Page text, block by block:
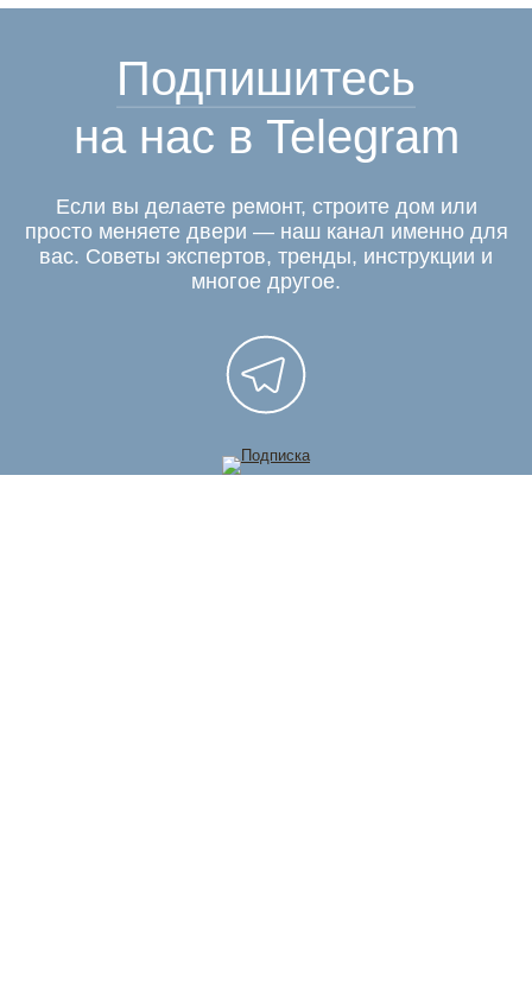
Подпишитесь
на нас в Telegram
Если вы делаете ремонт, строите дом или
просто меняете двери — наш канал именно для
вас. Советы экспертов, тренды, инструкции и
многое другое.